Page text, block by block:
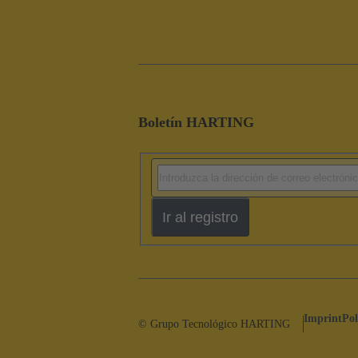
Boletín HARTING
Ir al registro
© Grupo Tecnológico HARTING Imprint